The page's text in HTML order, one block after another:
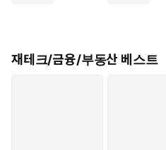
재테크/금융/부동산 베스트